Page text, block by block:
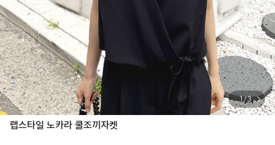
1 / 3
랩스타일 노카라 쿨조끼자켓